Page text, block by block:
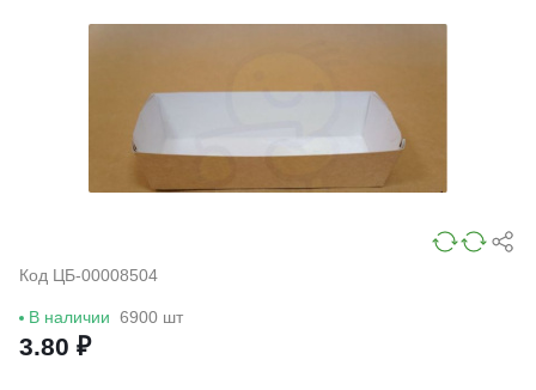
Код ЦБ-00008504
В наличии 6900 шт
3.80 ₽